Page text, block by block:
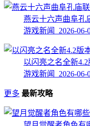
燕云十六声曲阜孔
游戏新闻 2026-06-
以闪亮之名全新
游戏新闻 2026-06-
更多 最新攻略